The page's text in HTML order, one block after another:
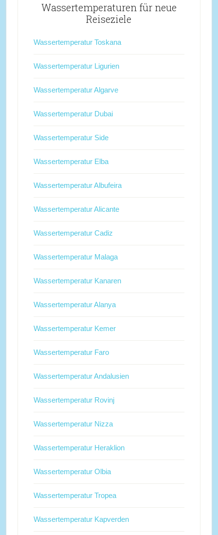
Wassertemperaturen für neue
Reiseziele
Wassertemperatur Toskana
Wassertemperatur Ligurien
Wassertemperatur Algarve
Wassertemperatur Dubai
Wassertemperatur Side
Wassertemperatur Elba
Wassertemperatur Albufeira
Wassertemperatur Alicante
Wassertemperatur Cadiz
Wassertemperatur Malaga
Wassertemperatur Kanaren
Wassertemperatur Alanya
Wassertemperatur Kemer
Wassertemperatur Faro
Wassertemperatur Andalusien
Wassertemperatur Rovinj
Wassertemperatur Nizza
Wassertemperatur Heraklion
Wassertemperatur Olbia
Wassertemperatur Tropea
Wassertemperatur Kapverden